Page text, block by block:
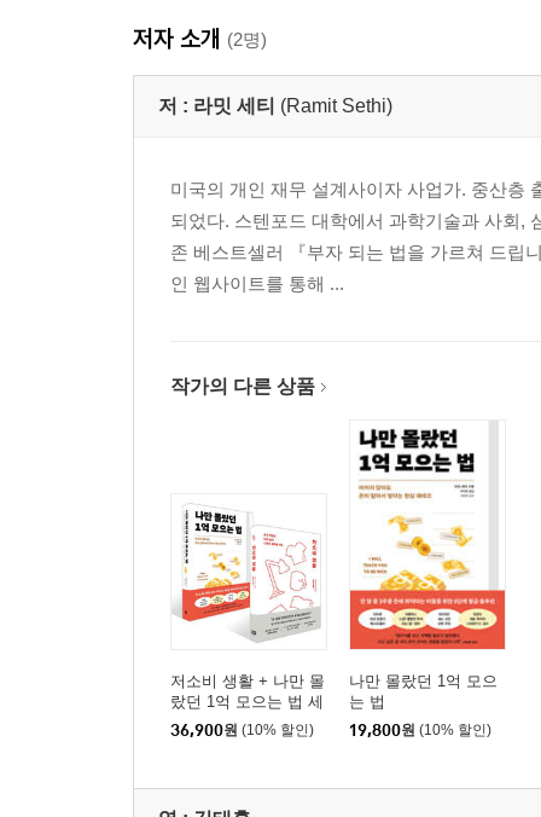
저자 소개 (2명)
저 : 라밋 세티 (Ramit Sethi)
미국의 개인 재무 설계사이자 사업가. 중산층
되었다. 스텐포드 대학에서 과학기술과 사회,
존 베스트셀러 『부자 되는 법을 가르쳐 드립
인 웹사이트를 통해 ...
작가의 다른 상품
저소비 생활 + 나만 몰
랐던 1억 모으는 법 세
트
36,900원 (10% 할인)
나만 몰랐던 1억 모으
는 법
19,800원 (10% 할인)